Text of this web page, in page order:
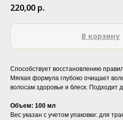
220,00 р.
В корзину
Способствует восстановлению
Мягкая формула глубоко очищает
волосам здоровье и блеск. Подходит
Объем: 100 мл
Вес указан с учетом упаковки: для